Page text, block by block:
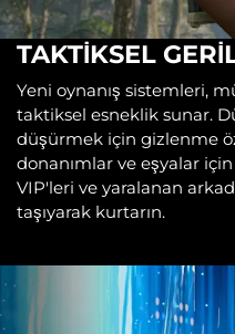
TAKTİKSEL
Yeni oynanış sistemleri,
taktiksel esneklik sunar.
düşürmek için gizlenme
donanımlar ve eşyalar
VIP'leri ve yaralanan
taşıyarak kurtarın.